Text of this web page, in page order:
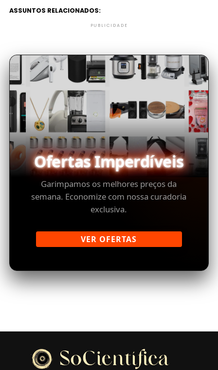
ASSUNTOS RELACIONADOS:
PUBLICIDADE
Ofertas Imperdíveis
Garimpamos os melhores preços da
semana. Economize com nossa curadoria
exclusiva.
VER OFERTAS